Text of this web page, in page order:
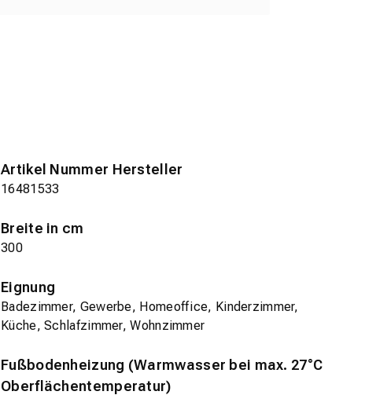
Artikel Nummer Hersteller
16481533
Breite in cm
300
Eignung
Badezimmer, Gewerbe, Homeoffice, Kinderzimmer,
Küche, Schlafzimmer, Wohnzimmer
Fußbodenheizung (Warmwasser bei max. 27°C
Oberflächentemperatur)